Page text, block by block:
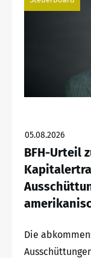
05.08.2026
BFH-Urteil
Die